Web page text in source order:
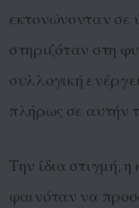
εκτονώνονταν σε
στηριζόταν στη
συλλογική
πλήρως σε αυτήν
Την ίδια στιγμή,
φαινόταν να